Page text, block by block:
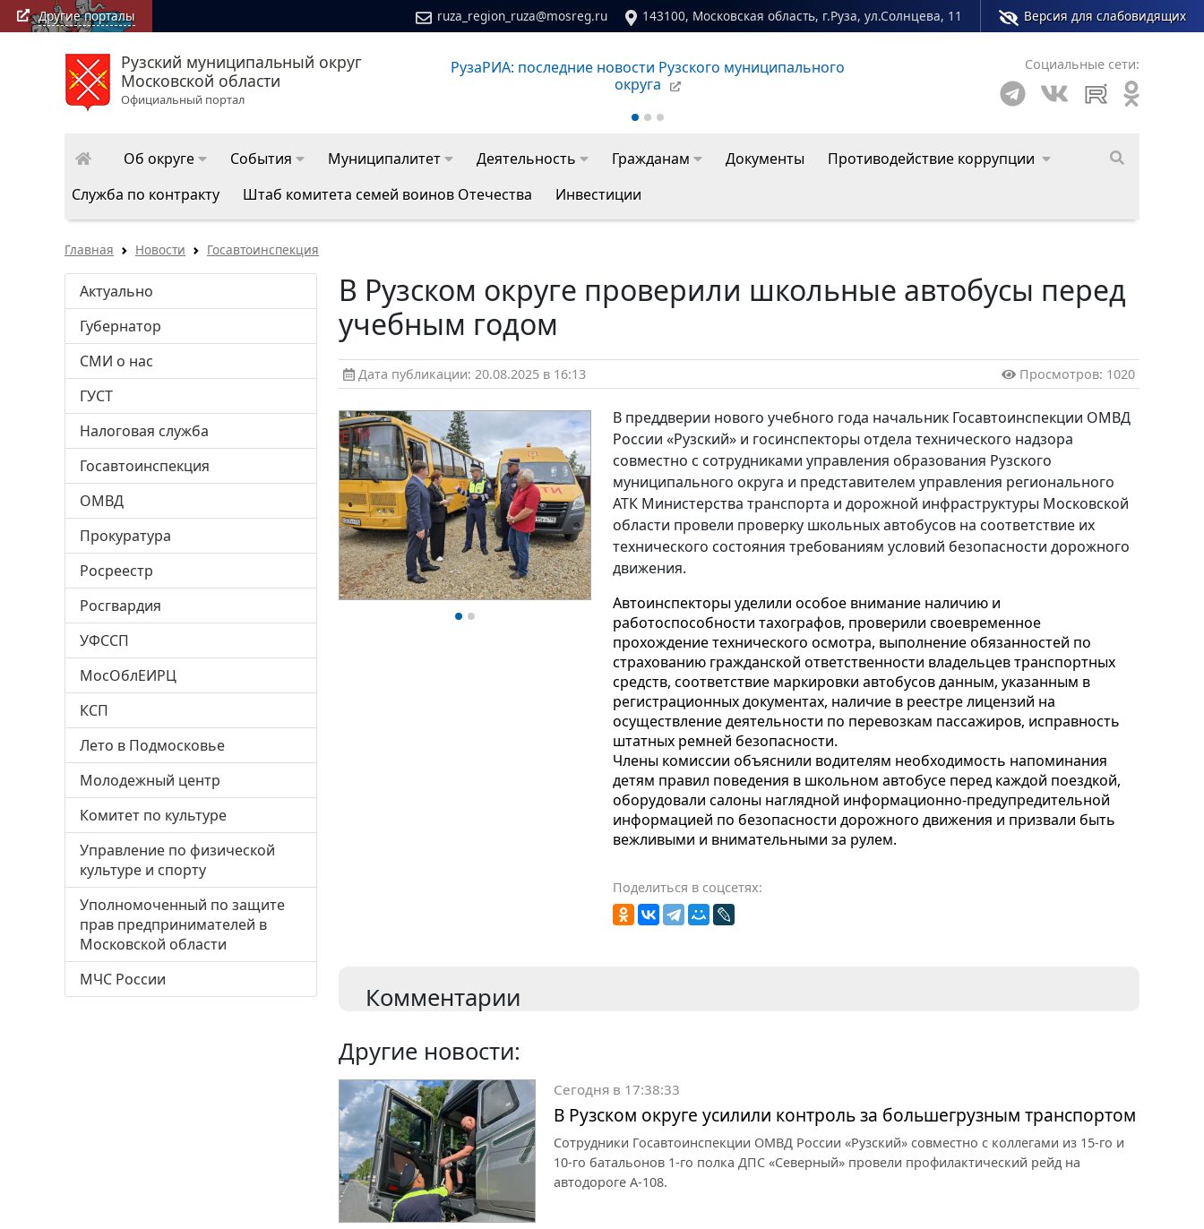
Другие порталы ruza_region_ruza@mosreg.ru 143100, Московская область, г.Руза, ул.Солнцева, 11 Версия для слабовидящих
Рузский муниципальный округ
Московской области
Официальный портал
РузаРИА: последние новости Рузского муниципального
округа
Сайт молодежного центра Рузского муниципального округа Социальные сети:
Об округе События Муниципалитет Деятельность Гражданам Документы
Противодействие коррупции
Служба по контракту
Штаб комитета семей воинов Отечества Инвестиции
Главная Новости Госавтоинспекция
Актуально
Губернатор
СМИ о нас
ГУСТ
Налоговая служба
Госавтоинспекция
ОМВД
Прокуратура
Росреестр
Росгвардия
УФССП
МосОблЕИРЦ
КСП
Лето в Подмосковье
Молодежный центр
Комитет по культуре
Управление по физической
культуре и спорту
Уполномоченный по защите
прав предпринимателей в
Московской области
МЧС России
В Рузском округе проверили школьные автобусы перед
учебным годом
Дата публикации: 20.08.2025 в 16:13 Просмотров: 1020
В преддверии нового учебного года начальник Госавтоинспекции ОМВД
России «Рузский» и госинспекторы отдела технического надзора
совместно с сотрудниками управления образования Рузского
муниципального округа и представителем управления регионального
АТК Министерства транспорта и дорожной инфраструктуры Московской
области провели проверку школьных автобусов на соответствие их
технического состояния требованиям условий безопасности дорожного
движения.
Автоинспекторы уделили особое внимание наличию и
работоспособности тахографов, проверили своевременное
прохождение технического осмотра, выполнение обязанностей по
страхованию гражданской ответственности владельцев транспортных
средств, соответствие маркировки автобусов данным, указанным в
регистрационных документах, наличие в реестре лицензий на
осуществление деятельности по перевозкам пассажиров, исправность
штатных ремней безопасности.
Члены комиссии объяснили водителям необходимость напоминания
детям правил поведения в школьном автобусе перед каждой поездкой,
оборудовали салоны наглядной информационно-предупредительной
информацией по безопасности дорожного движения и призвали быть
вежливыми и внимательными за рулем.
Поделиться в соцсетях:
Комментарии
Другие новости:
Сегодня в 17:38:33
В Рузском округе усилили контроль за большегрузным транспортом
Сотрудники Госавтоинспекции ОМВД России «Рузский» совместно с коллегами из 15-го и
10-го батальонов 1-го полка ДПС «Северный» провели профилактический рейд на
автодороге А-108.